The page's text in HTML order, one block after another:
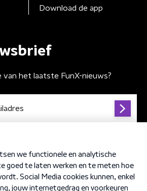
Download de app
het laatste FunX-nieuws?
Privacybeleid